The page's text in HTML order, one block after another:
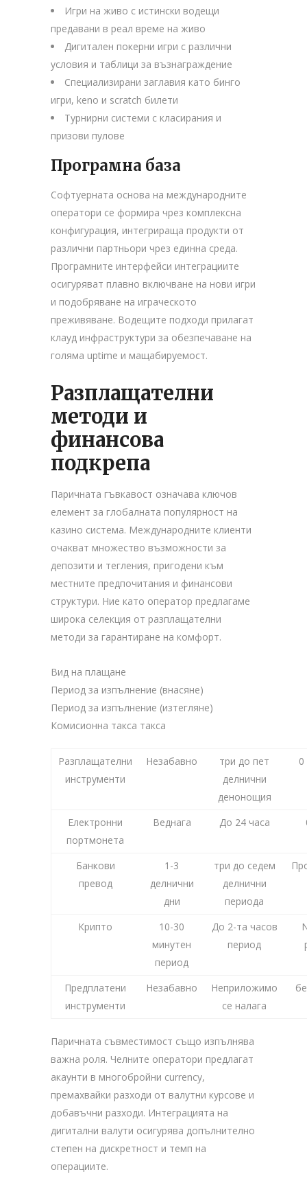
Игри на живо с истински водещи
предавани в реал време на живо
Дигитален покерни игри с различни
условия и таблици за възнаграждение
Специализирани заглавия като бинго
игри, keno и scratch билети
Турнирни системи с класирания и
призови пулове
Програмна база
Софтуерната основа на международните
оператори се формира чрез комплексна
конфигурация, интегрираща продукти от
различни партньори чрез единна среда.
Програмните интерфейси интеграциите
осигуряват плавно включване на нови игри
и подобряване на играческото
преживяване. Водещите подходи прилагат
клауд инфраструктури за обезпечаване на
голяма uptime и мащабируемост.
Разплащателни
методи и
финансова
подкрепа
Паричната гъвкавост означава ключов
елемент за глобалната популярност на
казино система. Международните клиенти
очакват множество възможности за
депозити и тегления, пригодени към
местните предпочитания и финансови
структури. Ние като оператор предлагаме
широка селекция от разплащателни
методи за гарантиране на комфорт.
Вид на плащане
Период за изпълнение (внасяне)
Период за изпълнение (изтегляне)
Комисионна такса такса
Разплащателни
инструменти
Незабавно
три до пет
делнични
денонощия
0
Електронни
портмонета
Веднага До 24 часа
Банкови
превод
1-3
делнични
дни
три до седем
делнични
периода
Крипто
10-30
минутен
период
До 2-та часов
период
Предплатени
инструменти
Незабавно
Неприложимо
се налага
Паричната съвместимост също изпълнява
важна роля. Челните оператори предлагат
акаунти в многобройни currency,
премахвайки разходи от валутни курсове и
добавъчни разходи. Интеграцията на
дигитални валути осигурява допълнително
степен на дискретност и темп на
операциите.